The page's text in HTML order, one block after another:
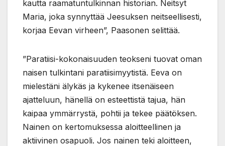
kautta raamatuntulkinnan historian. Neitsyt
Maria, joka synnyttää Jeesuksen neitseellisesti,
korjaa Eevan virheen”, Paasonen selittää.
”Paratiisi-kokonaisuuden teokseni tuovat oman
naisen tulkintani paratiisimyytistä. Eeva on
mielestäni älykäs ja kykenee itsenäiseen
ajatteluun, hänellä on esteettistä tajua, hän
kaipaa ymmärrystä, pohtii ja tekee päätöksen.
Nainen on kertomuksessa aloitteellinen ja
aktiivinen osapuoli. Jos nainen teki aloitteen,